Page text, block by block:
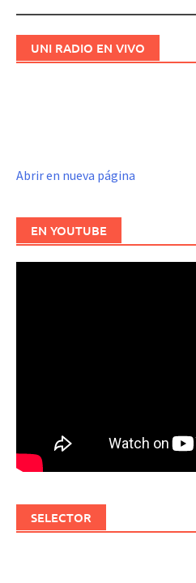
UNI RADIO EN VIVO
Abrir en nueva página
EN YOUTUBE
SELECTOR